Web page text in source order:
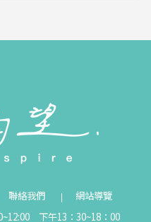
聯絡我們
網站導覽
下午13：30~18：00